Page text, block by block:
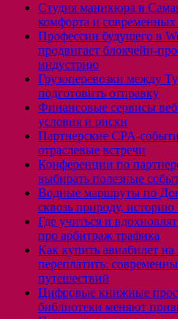
Студия маникюра в
комфорта и современных
Профессии будущего в
продвигает блокчейн-
индустрию
Грузоперевозки между
подготовить отправку
Финансовые сервисы
условия и риски
Партнерские CPA-
отраслевые встречи
Конференции по
выбирать полезные
Водные маршруты по
сквозь природу, историю
Где учиться и
про арбитраж трафика
Как купить авиабилет
переплатить:
путешествий
Цифровые книжные
библиотеки меняют